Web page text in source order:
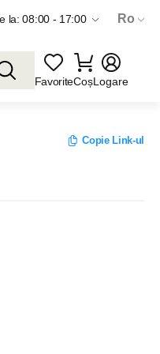
la: 08:00 - 17:00 Ro
FavoriteCoșLogare
Copie Link-ul